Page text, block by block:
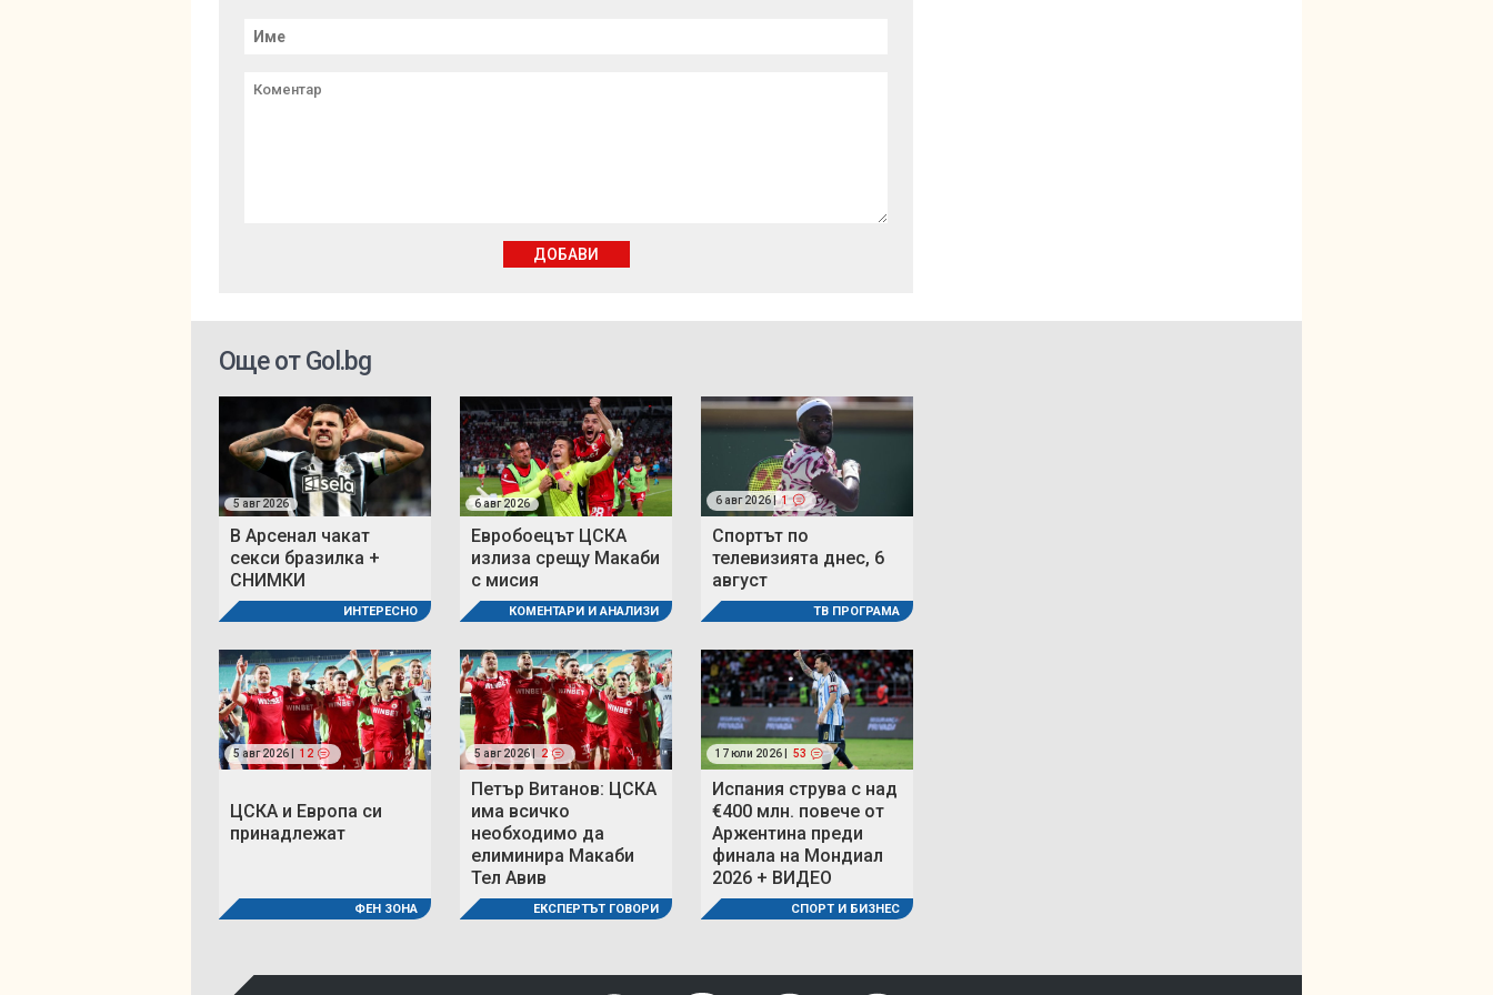
ДОБАВИ
Още от Gol.bg
5 авг 2026
В Арсенал чакат
секси бразилка +
СНИМКИ
ИНТЕРЕСНО
6 авг 2026
Евробоецът ЦСКА
излиза срещу Макаби
с мисия
КОМЕНТАРИ И АНАЛИЗИ
6 авг 2026 | 1
Спортът по
телевизията днес, 6
август
ТВ ПРОГРАМА
5 авг 2026 | 12
ЦСКА и Европа си
принадлежат
ФЕН ЗОНА
5 авг 2026 | 2
Петър Витанов: ЦСКА
има всичко
необходимо да
елиминира Макаби
Тел Авив
ЕКСПЕРТЪТ ГОВОРИ
17 юли 2026 | 53
Испания струва с над
€400 млн. повече от
Аржентина преди
финала на Мондиал
2026 + ВИДЕО
СПОРТ И БИЗНЕС